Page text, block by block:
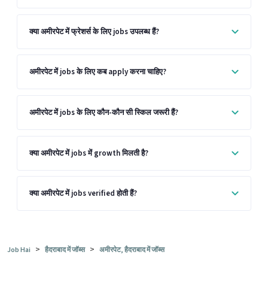
क्या अमीरपेट में फ्रेशर्स के लिए jobs उपलब्ध हैं?
अमीरपेट में jobs के लिए कब apply करना चाहिए?
अमीरपेट में jobs के लिए कौन-कौन सी स्किल जरूरी हैं?
क्या अमीरपेट में jobs में growth मिलती है?
क्या अमीरपेट में jobs verified होती हैं?
Job Hai > हैदराबाद में जॉब्स > अमीरपेट, हैदराबाद में जॉब्स